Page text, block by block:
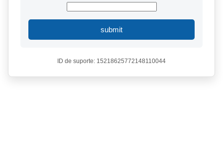
submit
ID de suporte: 15218625772148110044